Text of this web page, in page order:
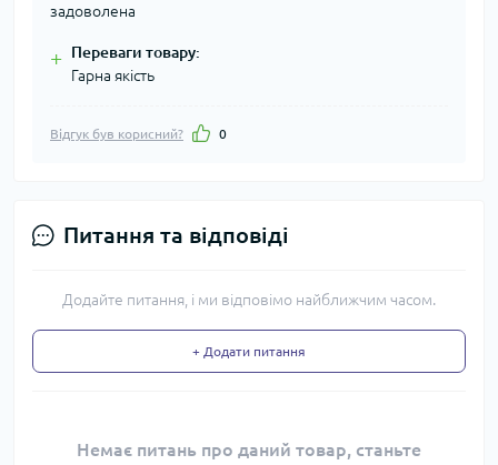
задоволена
+ Переваги товару:
Гарна якість
Відгук був корисний? 0
Питання та відповіді
Додайте питання, і ми відповімо найближчим часом.
+ Додати питання
Немає питань про даний товар, станьте